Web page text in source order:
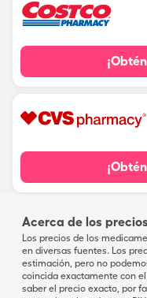
Acerca de los
Los precios de los
en diversas fuentes. Los
estimación, pero no
coincida exactamente con
saber el precio exacto, por